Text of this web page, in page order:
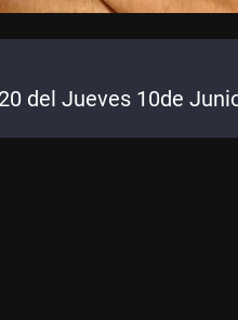
del Jueves 10de